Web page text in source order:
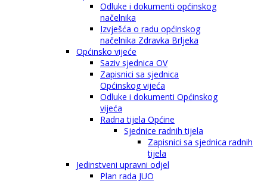
Odluke i dokumenti općinskog
načelnika
Izvješća o radu općinskog
načelnika Zdravka Brljeka
Općinsko vijeće
Saziv sjednica OV
Zapisnici sa sjednica
Općinskog vijeća
Odluke i dokumenti Općinskog
vijeća
Radna tijela Općine
Sjednice radnih tijela
Zapisnici sa sjednica radnih
tijela
Jedinstveni upravni odjel
Plan rada JUO